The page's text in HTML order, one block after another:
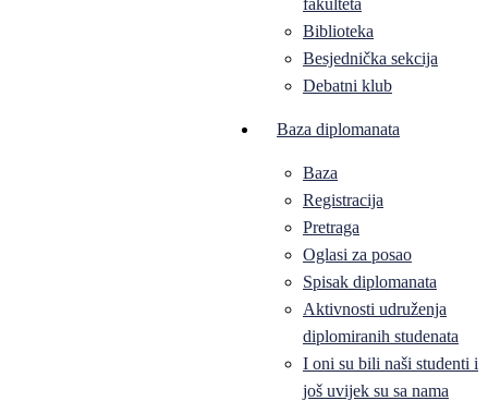
fakulteta
Biblioteka
Besjednička sekcija
Debatni klub
Baza diplomanata
Baza
Registracija
Pretraga
Oglasi za posao
Spisak diplomanata
Aktivnosti udruženja
diplomiranih studenata
I oni su bili naši studenti i
još uvijek su sa nama